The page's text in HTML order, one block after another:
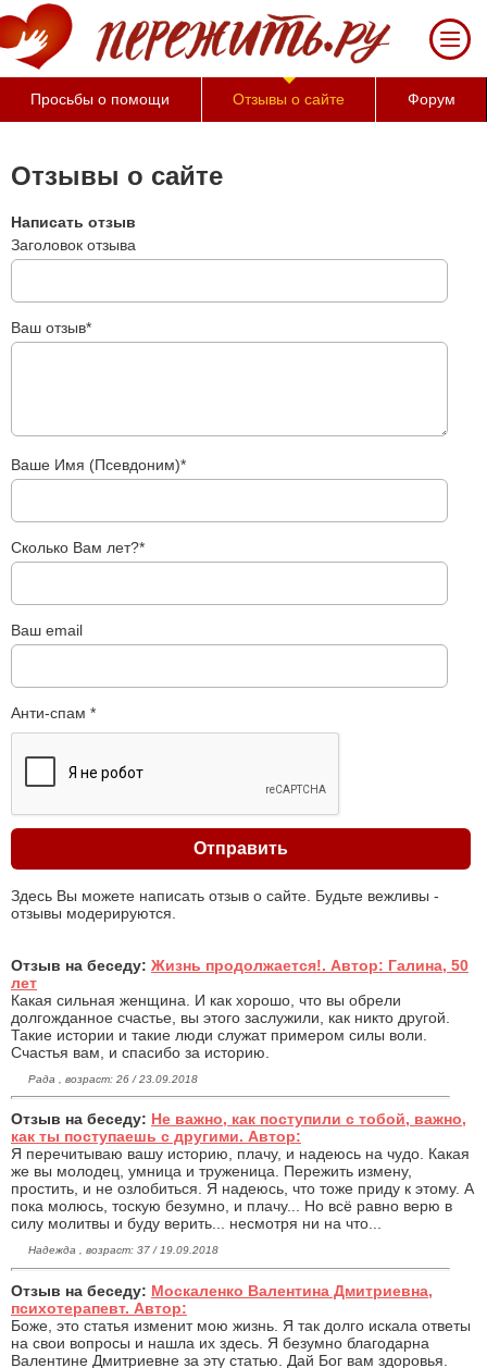
За
50
минут
Вы
можете
своего
и
его
причины
(бесплатно)
Просьбы о помощи Отзывы о сайте Форум
Отзывы о сайте
Написать отзыв
Заголовок отзыва
Ваш отзыв*
Ваше Имя (Псевдоним)*
Сколько Вам лет?*
Ваш email
Анти-спам *
Здесь Вы можете написать отзыв о сайте. Будьте вежливы -
отзывы модерируются.
Отзыв на беседу: Жизнь продолжается!. Автор: Галина, 50
лет
Какая сильная женщина. И как хорошо, что вы обрели
долгожданное счастье, вы этого заслужили, как никто другой.
Такие истории и такие люди служат примером силы воли.
Счастья вам, и спасибо за историю.
Рада , возраст: 26 / 23.09.2018
Отзыв на беседу: Не важно, как поступили с тобой, важно,
как ты поступаешь с другими. Автор:
Я перечитываю вашу историю, плачу, и надеюсь на чудо. Какая
же вы молодец, умница и труженица. Пережить измену,
простить, и не озлобиться. Я надеюсь, что тоже приду к этому. А
пока молюсь, тоскую безумно, и плачу... Но всё равно верю в
силу молитвы и буду верить... несмотря ни на что...
Надежда , возраст: 37 / 19.09.2018
Отзыв на беседу: Москаленко Валентина Дмитриевна,
психотерапевт. Автор:
Боже, это статья изменит мою жизнь. Я так долго искала ответы
на свои вопросы и нашла их здесь. Я безумно благодарна
Валентине Дмитриевне за эту статью. Дай Бог вам здоровья.